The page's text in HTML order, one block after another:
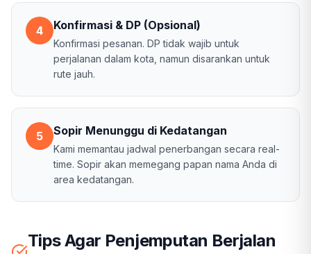
4 Konfirmasi & DP (Opsional)
Konfirmasi pesanan. DP tidak wajib untuk
perjalanan dalam kota, namun disarankan untuk
rute jauh.
5 Sopir Menunggu di Kedatangan
Kami memantau jadwal penerbangan secara real-
time. Sopir akan memegang papan nama Anda di
area kedatangan.
Tips Agar Penjemputan Berjalan